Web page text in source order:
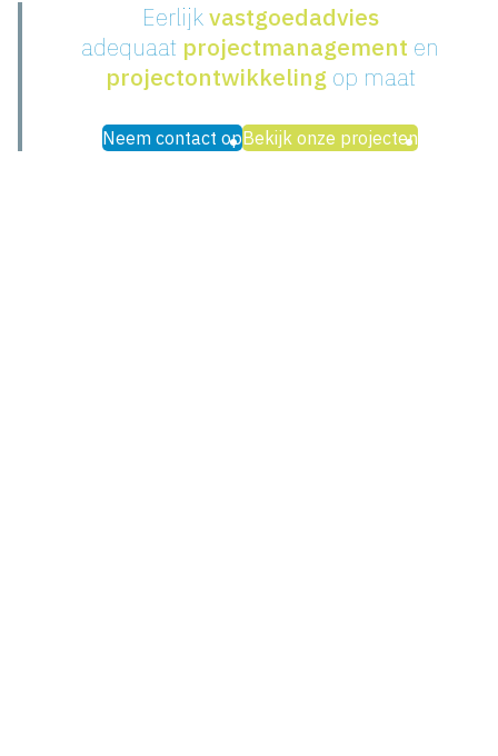
Eerlijkvastgoedadvies
adequaat projectmanagement en
projectontwikkeling op maat
Neem contact opBekijk onze projecten